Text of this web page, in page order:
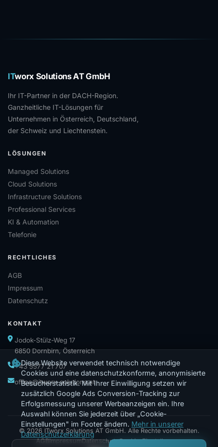
ITworx Solutions AT GmbH
Ihr IT-Partner in der DACH-Region.
Ganzheitliche IT-Lösungen für
Unternehmen in Österreich, Deutschland,
der Schweiz und Liechtenstein.
LÖSUNGEN
Managed Solutions
Cloud Solutions
Infrastructure Solutions
Professional Services
KI & Automation
Telefonie
RECHTLICHES
AGB
Impressum
Datenschutz
KONTAKT
Jodok-Stülz-Weg 17
6850 Dornbirn, Österreich
+43 5577 21 707
office@itworx-solutions.at
© 2026 ITworx Solutions AT GmbH. Alle Rechte vorbehalten.
AGBImpressumDatenschutzCookie-Einstellungen
Diese Website verwendet technisch notwendige
Cookies und eine datenschutzkonforme, anonymisierte
Besucherstatistik. Mit Ihrer Einwilligung setzen wir
zusätzlich Google Ads Conversion-Tracking zur
Erfolgsmessung unserer Werbeanzeigen ein. Ihre
Auswahl können Sie jederzeit über „Cookie-
Einstellungen" im Footer ändern. Mehr in unserer
Datenschutzerklärung